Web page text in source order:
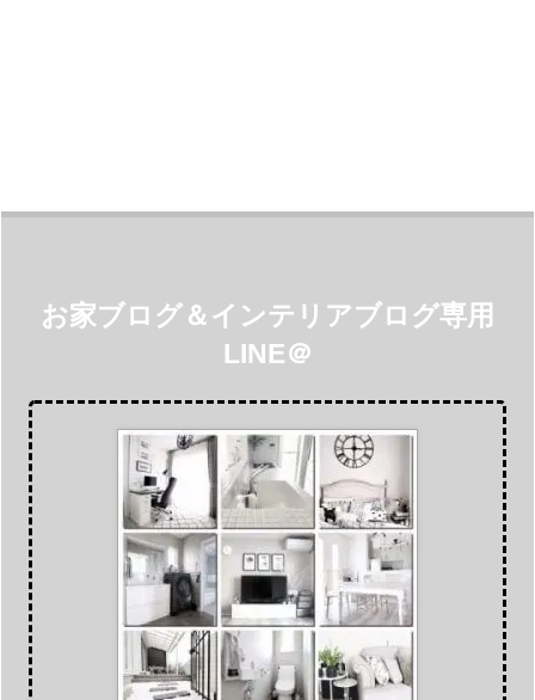
お家ブログ＆インテリアブログ専用
LINE＠